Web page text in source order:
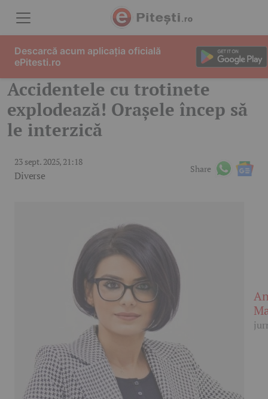
Accidentele cu trotinete
explodează! Orașele încep să
le interzică
23 sept. 2025, 21:18
Diverse
Share
Descarcă acum aplicația oficială
ePitesti.ro